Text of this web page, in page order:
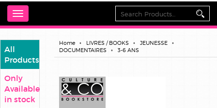
Toggle
navigation
All
Products
Only
Available
in stock
Home LIVRES / BOOKS
JEUNESSE
DOCUMENTAIRES
3-6 ANS